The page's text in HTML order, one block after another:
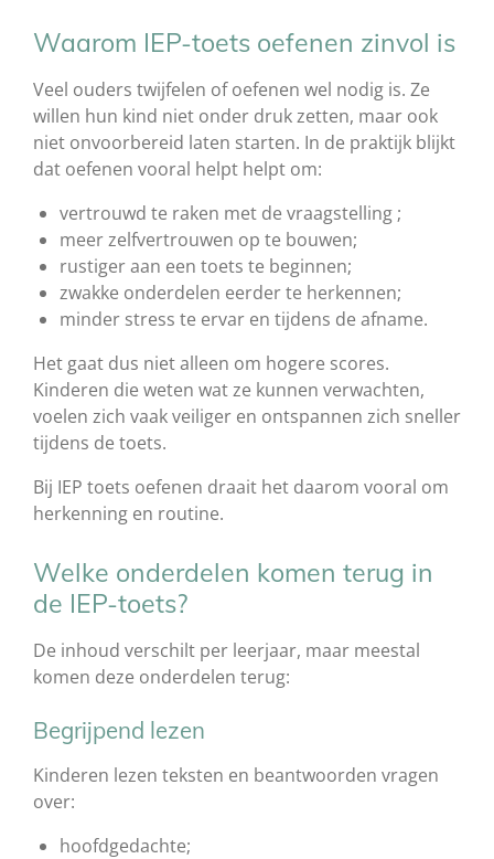
Waarom IEP-toets oefenen zinvol is
Veel ouders twijfelen of oefenen wel nodig is. Ze
willen hun kind niet onder druk zetten, maar ook
niet onvoorbereid laten starten. In de praktijk blijkt
dat oefenen vooral helpt helpt om:
vertrouwd te raken met de vraagstelling ;
meer zelfvertrouwen op te bouwen;
rustiger aan een toets te beginnen;
zwakke onderdelen eerder te herkennen;
minder stress te ervar en tijdens de afname.
Het gaat dus niet alleen om hogere scores.
Kinderen die weten wat ze kunnen verwachten,
voelen zich vaak veiliger en ontspannen zich sneller
tijdens de toets.
Bij IEP toets oefenen draait het daarom vooral om
herkenning en routine.
Welke onderdelen komen terug in
de IEP-toets?
De inhoud verschilt per leerjaar, maar meestal
komen deze onderdelen terug:
Begrijpend lezen
Kinderen lezen teksten en beantwoorden vragen
over:
hoofdgedachte;